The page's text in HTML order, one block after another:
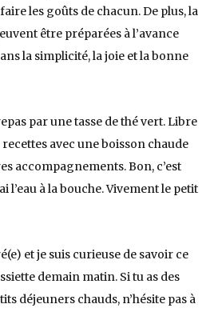
les goûts de chacun. De plus, la
être préparées à l’avance
la simplicité, la joie et la bonne
par une tasse de thé vert. Libre
avec une boisson chaude
accompagnements. Bon, c’est
l’eau à la bouche. Vivement le petit
et je suis curieuse de savoir ce
demain matin. Si tu as des
déjeuners chauds, n’hésite pas à